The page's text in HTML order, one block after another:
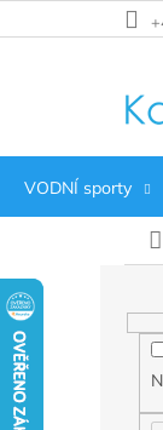
na
VODNÍ sporty